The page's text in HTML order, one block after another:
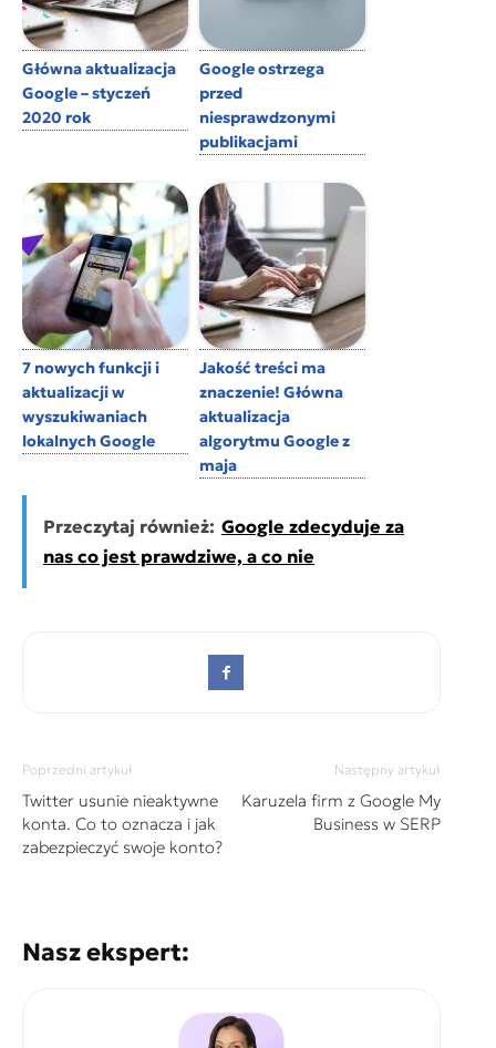
Główna aktualizacja
Google – styczeń
2020 rok
Google ostrzega
przed
niesprawdzonymi
publikacjami
7 nowych funkcji i
aktualizacji w
wyszukiwaniach
lokalnych Google
Jakość treści ma
znaczenie! Główna
aktualizacja
algorytmu Google z
maja
Przeczytaj również: Google zdecyduje za
nas co jest prawdziwe, a co nie
Poprzedni artykuł
Twitter usunie nieaktywne
konta. Co to oznacza i jak
zabezpieczyć swoje konto?
Następny artykuł
Karuzela firm z Google My
Business w SERP
Nasz ekspert: